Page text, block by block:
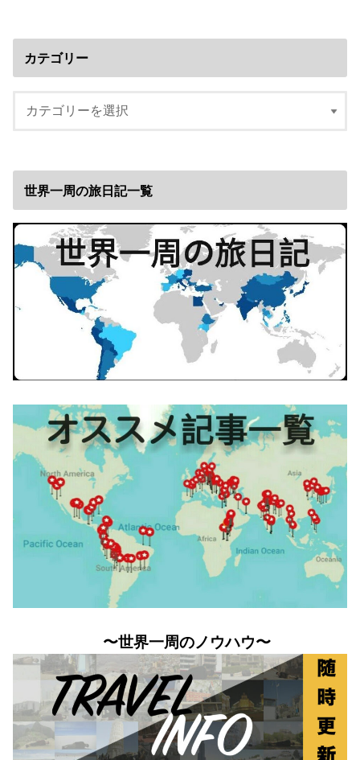
カテゴリー
世界一周の旅日記一覧
〜世界一周のノウハウ〜